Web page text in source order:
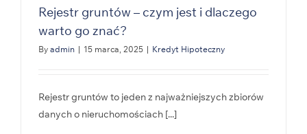
Rejestr gruntów – czym jest i dlaczego
warto go znać?
By admin | 15 marca, 2025 | Kredyt Hipoteczny
Rejestr gruntów to jeden z najważniejszych zbiorów
danych o nieruchomościach [...]